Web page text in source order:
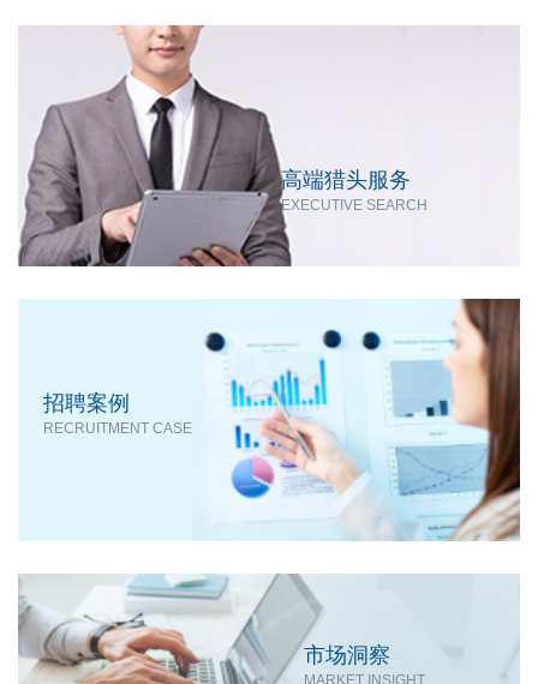
高端猎头服务
EXECUTIVE SEARCH
招聘案例
RECRUITMENT CASE
市场洞察
MARKET INSIGHT